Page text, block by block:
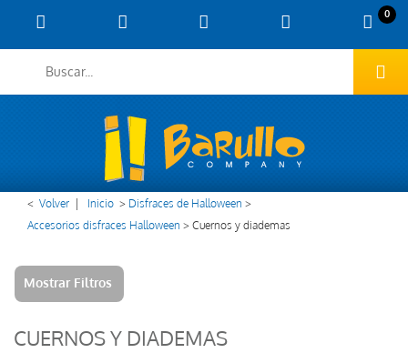
0
< Volver Inicio > Disfraces de Halloween >
Accesorios disfraces Halloween >Cuernos y diademas
Mostrar Filtros
CUERNOS Y DIADEMAS